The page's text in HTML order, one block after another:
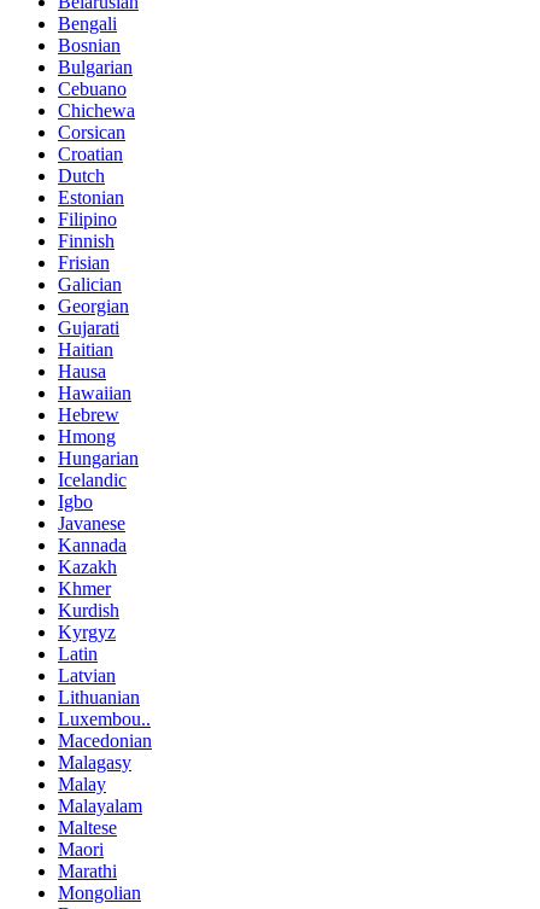
Bengali
Bosnian
Bulgarian
Cebuano
Chichewa
Corsican
Croatian
Dutch
Estonian
Filipino
Finnish
Frisian
Galician
Georgian
Gujarati
Haitian
Hausa
Hawaiian
Hebrew
Hmong
Hungarian
Icelandic
Igbo
Javanese
Kannada
Kazakh
Khmer
Kurdish
Kyrgyz
Latin
Latvian
Lithuanian
Luxembou..
Macedonian
Malagasy
Malay
Malayalam
Maltese
Maori
Marathi
Mongolian